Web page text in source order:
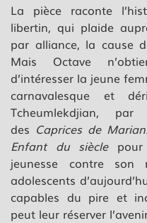
La pièce raconte
libertin, qui plaide
par alliance, la cause
Mais Octave
d’intéresser la jeune
carnavalesque et
Tcheumlekdjian,
des Caprices de
Enfant du sièclepour
jeunesse contre
adolescents
capables du pire et
peut leur réserver